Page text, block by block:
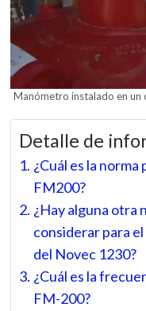
Manómetro instalado en un
Detalle de
¿Cuál es la
FM200?
¿Hay alguna otra
considerar para
del Novec 1230?
¿Cuál es la
FM-200?